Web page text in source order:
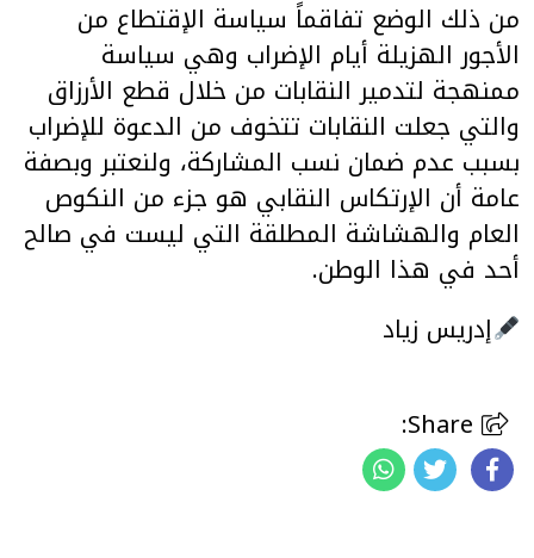
من ذلك الوضع تفاقماً سياسة الإقتطاع من
الأجور الهزيلة أيام الإضراب وهي سياسة
ممنهجة لتدمير النقابات من خلال قطع الأرزاق
والتي جعلت النقابات تتخوف من الدعوة للإضراب
بسبب عدم ضمان نسب المشاركة، ولنعتبر وبصفة
عامة أن الإرتكاس النقابي هو جزء من النكوص
العام والهشاشة المطلقة التي ليست في صالح
أحد في هذا الوطن.
إدريس زياد